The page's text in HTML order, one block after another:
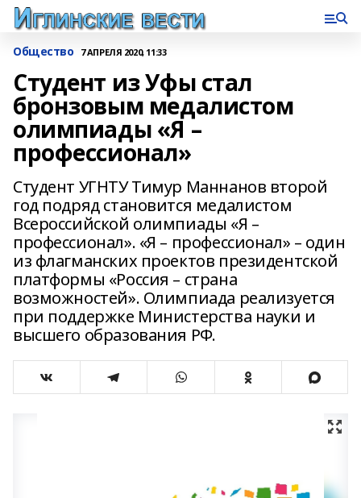
Общество 7 АПРЕЛЯ 2020, 11:33
Студент из Уфы стал
бронзовым медалистом
олимпиады «Я –
профессионал»
Студент УГНТУ Тимур Маннанов второй
год подряд становится медалистом
Всероссийской олимпиады «Я –
профессионал». «Я – профессионал» – один
из флагманских проектов президентской
платформы «Россия – страна
возможностей». Олимпиада реализуется
при поддержке Министерства науки и
высшего образования РФ.